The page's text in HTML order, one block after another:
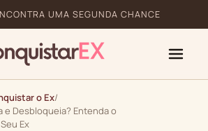
UMA SEGUNDA CHANCE
o Ex/
e Desbloqueia? Entenda o
Ex